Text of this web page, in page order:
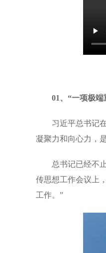
01、 “一项极端
习近平总书记
凝聚力和向心力，
总书记已经不
传思想工作会议上
工作。”